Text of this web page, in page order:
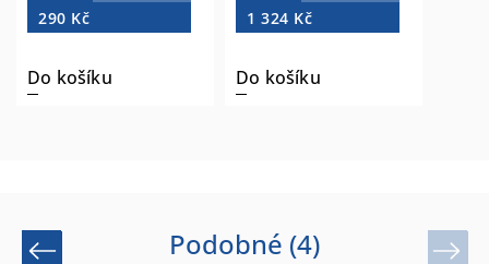
290 Kč
Do košíku
1 324 Kč
Do košíku
Podobné (4)
Previous Next